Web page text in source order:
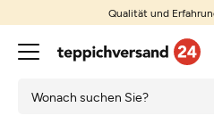
Qualität und